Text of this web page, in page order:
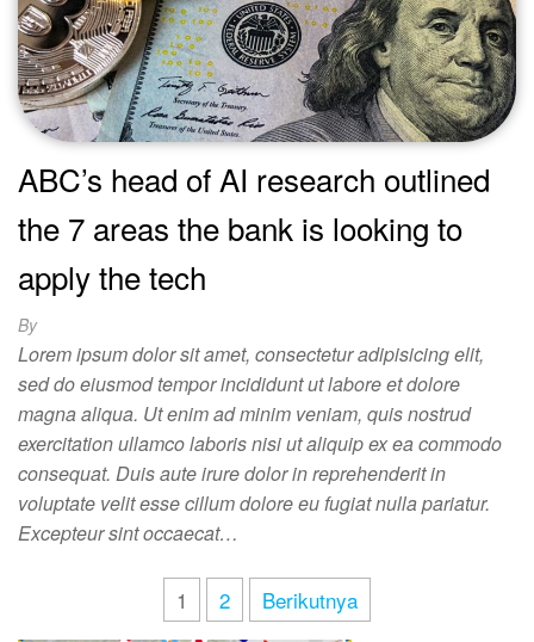
ABC’s head of AI research outlined
the 7 areas the bank is looking to
apply the tech
By
Lorem ipsum dolor sit amet, consectetur adipisicing elit,
sed do eiusmod tempor incididunt ut labore et dolore
magna aliqua. Ut enim ad minim veniam, quis nostrud
exercitation ullamco laboris nisi ut aliquip ex ea commodo
consequat. Duis aute irure dolor in reprehenderit in
voluptate velit esse cillum dolore eu fugiat nulla pariatur.
Excepteur sint occaecat…
1 2 Berikutnya